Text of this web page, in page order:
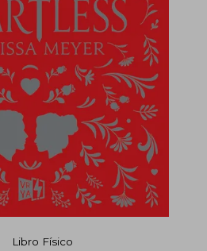
Libro Físico